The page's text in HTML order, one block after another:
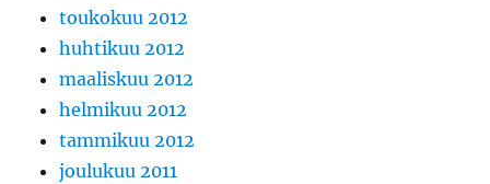
toukokuu 2012
huhtikuu 2012
maaliskuu 2012
helmikuu 2012
tammikuu 2012
joulukuu 2011